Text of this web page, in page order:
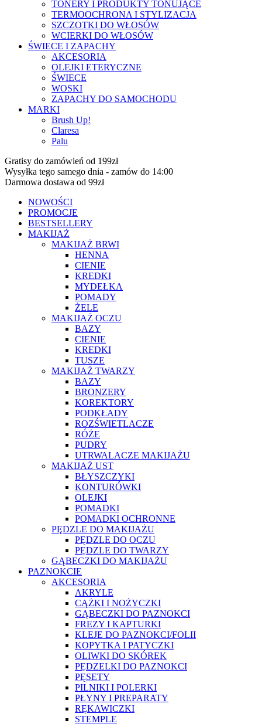
TONERY I PRODUKTY TONUJĄCE
TERMOOCHRONA I STYLIZACJA
SZCZOTKI DO WŁOSÓW
WCIERKI DO WŁOSÓW
ŚWIECE I ZAPACHY
AKCESORIA
OLEJKI ETERYCZNE
ŚWIECE
WOSKI
ZAPACHY DO SAMOCHODU
MARKI
Brush Up!
Claresa
Palu
Gratisy do zamówień od 199zł
Wysyłka tego samego dnia - zamów do 14:00
Darmowa dostawa od 99zł
NOWOŚCI
PROMOCJE
BESTSELLERY
MAKIJAŻ
MAKIJAŻ BRWI
HENNA
CIENIE
KREDKI
MYDEŁKA
POMADY
ŻELE
MAKIJAŻ OCZU
BAZY
CIENIE
KREDKI
TUSZE
MAKIJAŻ TWARZY
BAZY
BRONZERY
KOREKTORY
PODKŁADY
ROZŚWIETLACZE
RÓŻE
PUDRY
UTRWALACZE MAKIJAŻU
MAKIJAŻ UST
BŁYSZCZYKI
KONTURÓWKI
OLEJKI
POMADKI
POMADKI OCHRONNE
PĘDZLE DO MAKIJAŻU
PĘDZLE DO OCZU
PĘDZLE DO TWARZY
GĄBECZKI DO MAKIJAŻU
PAZNOKCIE
AKCESORIA
AKRYLE
CĄŻKI I NOŻYCZKI
GĄBECZKI DO PAZNOKCI
FREZY I KAPTURKI
KLEJE DO PAZNOKCI/FOLII
KOPYTKA I PATYCZKI
OLIWKI DO SKÓREK
PĘDZELKI DO PAZNOKCI
PĘSETY
PILNIKI I POLERKI
PŁYNY I PREPARATY
RĘKAWICZKI
STEMPLE